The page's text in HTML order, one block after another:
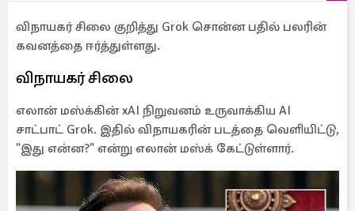
விநாயகர் சிலை குறித்து Grok சொன்ன பதில் பலரின்
கவனத்தை ஈர்த்துள்ளது.
விநாயகர் சிலை
எலான் மஸ்க்கின் xAI நிறுவனம் உருவாக்கிய AI
சாட்பாட் Grok. இதில் விநாயகரின் படத்தை வெளியிட்டு,
"இது என்ன?" என்று எலான் மஸ்க் கேட்டுள்ளார்.